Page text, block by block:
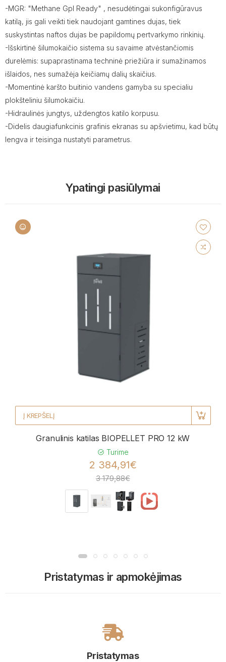
-MGR: "Methane Gpl Ready" , nesudėtingai sukonfigūravus
katilą, jis gali veikti tiek naudojant gamtines dujas, tiek
suskystintas naftos dujas be papildomų pertvarkymo rinkinių.
-Išskirtinė šilumokaičio sistema su savaime atvėstančiomis
durelėmis: supaprastinama techninė priežiūra ir sumažinamos
išlaidos, nes sumažėja keičiamų dalių skaičius.
-Momentinė karšto buitinio vandens gamyba su specialiu
plokšteliniu šilumokaičiu.
-Hidraulinės jungtys, uždengtos katilo korpusu.
-Didelis daugiafunkcinis grafinis ekranas su apšvietimu, kad būtų
lengva ir teisinga nustatyti parametrus.
Ypatingi pasiūlymai
Į KREPŠELĮ
Granulinis katilas BIOPELLET PRO 12 kW
Turime
2 384,91€
3 179,88€
Pristatymas ir apmokėjimas
Pristatymas